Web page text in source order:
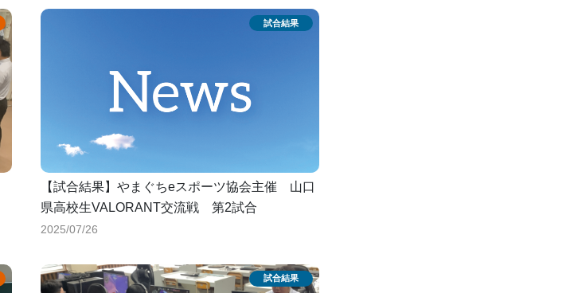
【試合結果】やまぐちeスポーツ協会主催 山口
県高校生VALORANT交流戦 第2試合
2025/07/26